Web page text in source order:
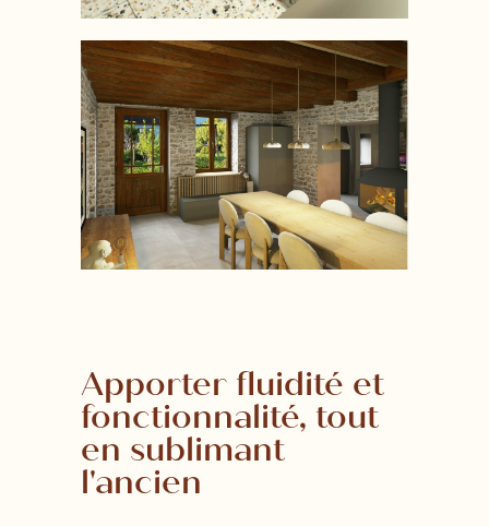
Apporter fluidité et
fonctionnalité, tout
en sublimant
l'ancien